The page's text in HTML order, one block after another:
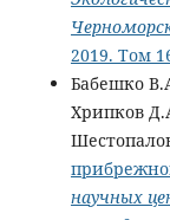
2019. Том
Бабешко
Хрипков
научных